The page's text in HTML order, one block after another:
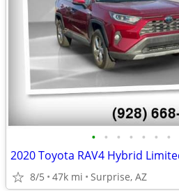
• • • • • • •
2020 Toyota RAV4 Hybrid
8/5 47k mi Surprise, AZ